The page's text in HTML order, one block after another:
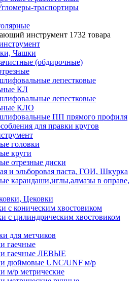
траспортиры
инструмент 1732 товара
Чашки
(обдирочные)
лепестковые
КЛ
лепестковые
КЛО
ПП прямого профиля
для правки кругов
головки
круги
отрезные диски
и эльборовая паста, ГОИ, Шкурка
карандаши,иглы,алмазы в оправе,
Цековки
с коническим хвостовиком
с цилиндрическим хвостовиком
для метчиков
гаечные
гаечные ЛЕВЫЕ
дюймовые UNC/UNF м/р
м/р метрические